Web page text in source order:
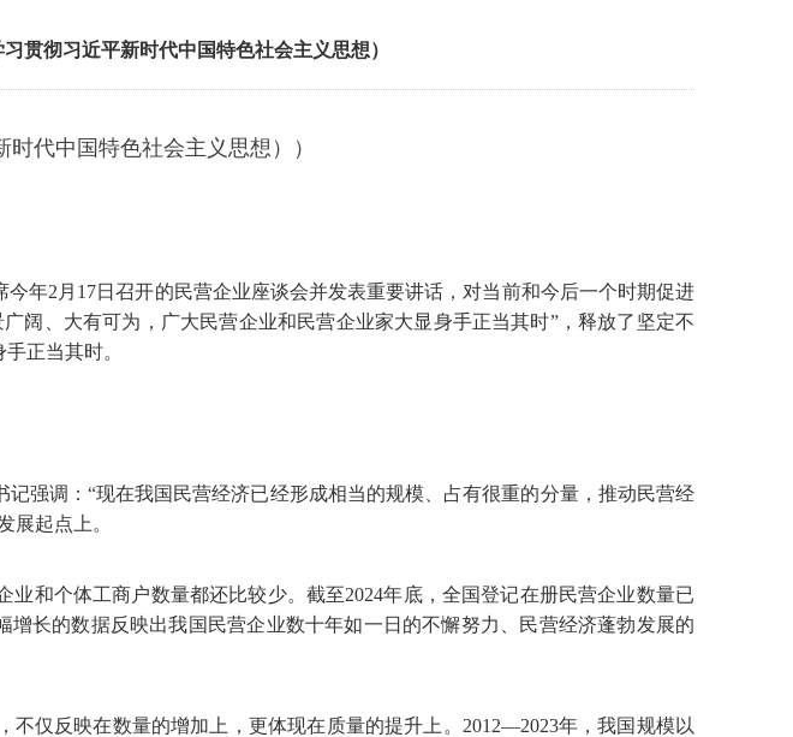
贯彻习近平新时代中国特色社会主义思想）
代中国特色社会主义思想））
年2月17日召开的民营企业座谈会并发表重要讲话，对当前和今后一个时期促进
阔、大有可为，广大民营企业和民营企业家大显身手正当其时”，释放了坚定不
正当其时。
强调：“现在我国民营经济已经形成相当的规模、占有很重的分量，推动民营经
展起点上。
和个体工商户数量都还比较少。截至2024年底，全国登记在册民营企业数量已
长的数据反映出我国民营企业数十年如一日的不懈努力、民营经济蓬勃发展的
仅反映在数量的增加上，更体现在质量的提升上。2012—2023年，我国规模以